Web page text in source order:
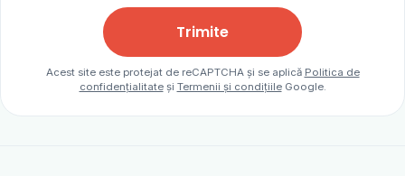
Trimite
Acest site este protejat de reCAPTCHA și se aplică Politica de
confidențialitateși Termenii și condițiileGoogle.